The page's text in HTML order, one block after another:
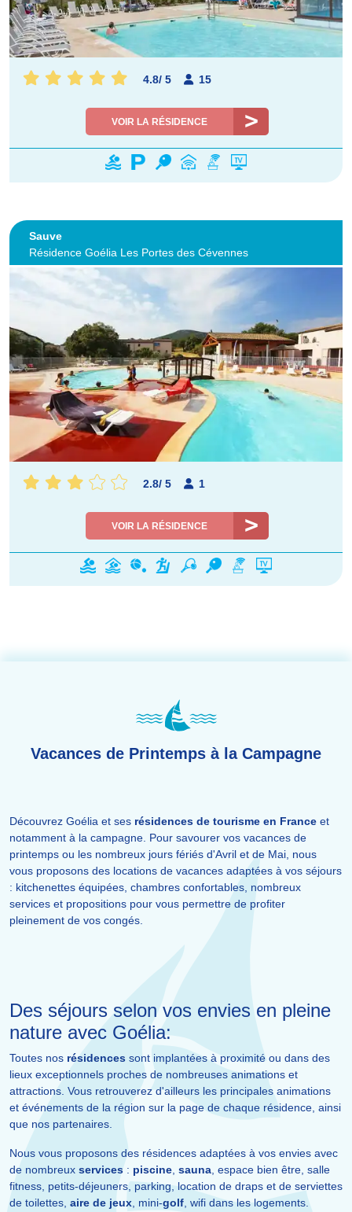
4.8/ 5 15
VOIR LA RÉSIDENCE
Sauve
Résidence Goélia Les Portes des Cévennes
2.8/ 5 1
VOIR LA RÉSIDENCE
Vacances de Printemps à la Campagne
Découvrez Goélia et ses résidences de tourisme en France et
notamment à la campagne. Pour savourer vos vacances de
printemps ou les nombreux jours fériés d'Avril et de Mai, nous
vous proposons des locations de vacances adaptées à vos séjours
: kitchenettes équipées, chambres confortables, nombreux
services et propositions pour vous permettre de profiter
pleinement de vos congés.
Des séjours selon vos envies en pleine
nature avec Goélia:
Toutes nos résidences sont implantées à proximité ou dans des
lieux exceptionnels proches de nombreuses animations et
attractions. Vous retrouverez d'ailleurs les principales animations
et événements de la région sur la page de chaque résidence, ainsi
que nos partenaires.
Nous vous proposons des résidences adaptées à vos envies avec
de nombreux services : piscine sauna , espace bien être, salle
fitness, petits-déjeuners, parking, location de draps et de serviettes
de toilettes, aire de jeux , mini-golf , wifi dans les logements.